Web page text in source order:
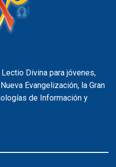
Divina para jóvenes,
Evangelización, la Gran
de Información y